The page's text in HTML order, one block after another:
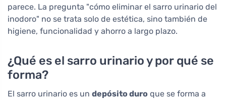
parece. La pregunta "cómo eliminar el sarro urinario del
inodoro" no se trata solo de estética, sino también de
higiene, funcionalidad y ahorro a largo plazo.
¿Qué es el sarro urinario y por qué se
forma?
El sarro urinario es un depósito duro que se forma a